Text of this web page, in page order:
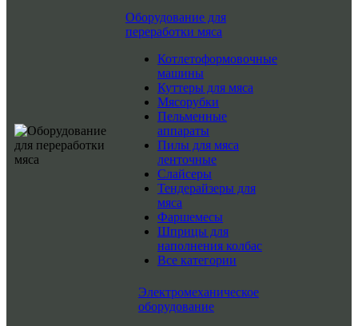
Оборудование для
переработки мяса
Котлетоформовочные
машины
Куттеры для мяса
Мясорубки
Пельменные
аппараты
Пилы для мяса
ленточные
Слайсеры
Тендерайзеры для
мяса
Фаршемесы
Шприцы для
наполнения колбас
Все категории
Электромеханическое
оборудование